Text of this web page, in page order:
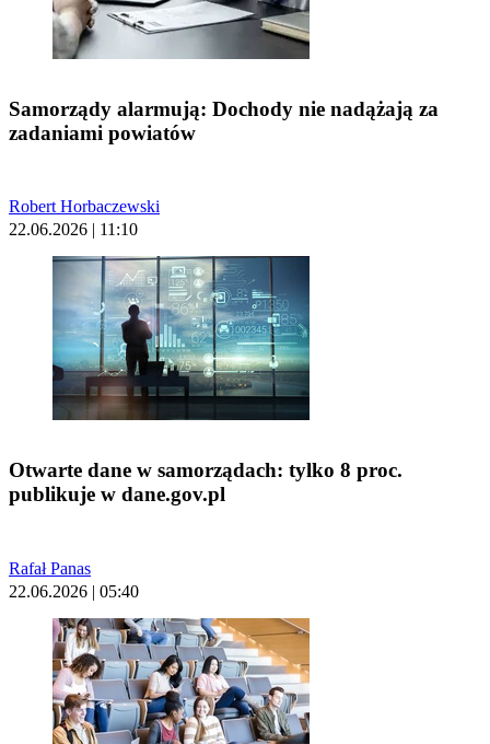
Samorządy alarmują: Dochody nie nadążają za
zadaniami powiatów
Robert Horbaczewski
22.06.2026 | 11:10
Otwarte dane w samorządach: tylko 8 proc.
publikuje w dane.gov.pl
Rafał Panas
22.06.2026 | 05:40